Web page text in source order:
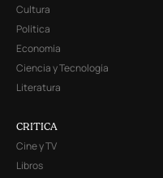
Cultura
Política
Economía
Ciencia y Tecnología
Literatura
CRITICA
Cine y TV
Libros